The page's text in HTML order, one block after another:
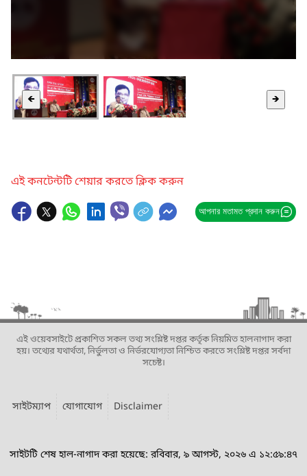
🡸 🡺
এই কনটেন্টটি শেয়ার করতে ক্লিক করুন
আপনার মতামত প্রদান করুন
এই ওয়েবসাইটে প্রকাশিত সকল তথ্য সংশ্লিষ্ট দপ্তর কর্তৃক নিয়মিত হালনাগাদ করা
হয়। তথ্যের যথার্থতা, নির্ভুলতা ও নির্ভরযোগ্যতা নিশ্চিত করতে সংশ্লিষ্ট দপ্তর সর্বদা
সচেষ্ট।
সাইটম্যাপ যোগাযোগ Disclaimer
সাইটটি শেষ হাল-নাগাদ করা হয়েছে: রবিবার, ৯ আগস্ট, ২০২৬ এ ১২:৫৯:৪৭